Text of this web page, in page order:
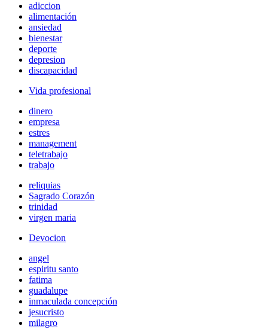
adiccion
alimentación
ansiedad
bienestar
deporte
depresion
discapacidad
Vida profesional
dinero
empresa
estres
management
teletrabajo
trabajo
reliquias
Sagrado Corazón
trinidad
virgen maria
Devocion
angel
espiritu santo
fatima
guadalupe
inmaculada concepción
jesucristo
milagro